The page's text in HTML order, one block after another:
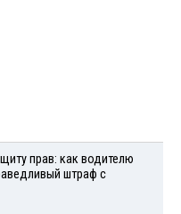
прав: как водителю
штраф с